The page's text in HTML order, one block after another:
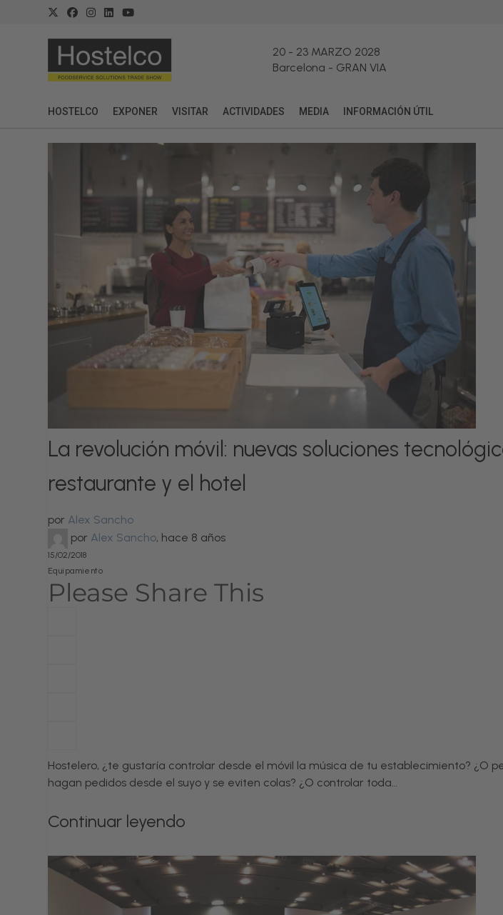
20- 23 MARZO 2028
Barcelona - GRAN VIA
HOSTELCO EXPONER VISITAR ACTIVIDADES MEDIA INFORMACIÓN ÚTIL
La revolución móvil: nuevas soluciones
restaurante y el hotel
por Alex Sancho
por Alex Sancho, hace 8 años
15/02/2018
Equipamiento
Please Share This
Hostelero, ¿te gustaría controlar desde el móvil la música de tu establecimiento? ¿O
hagan pedidos desde el suyo y se eviten colas? ¿O controlar toda…
Continuar leyendo